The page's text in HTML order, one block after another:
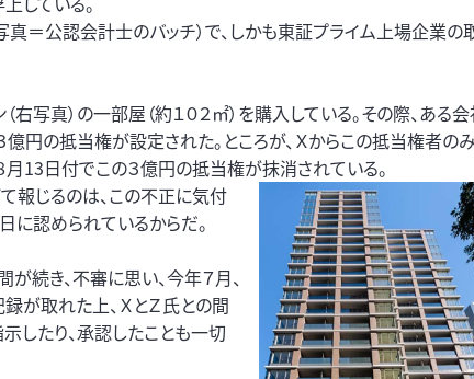
＝公認会計士のバッチ）で、しかも東証プライム上場企業の
写真）の一部屋（約１０２㎡）を購入している。その際、ある
の抵当権が設定された。ところが、Ｘからこの抵当権者の
13日付でこの３億円の抵当権が抹消されている。
報じるのは、この不正に気付
に認められているからだ。
続き、不審に思い、今年７月、
が取れた上、ＸとＺ氏との間
したり、承認したことも一切